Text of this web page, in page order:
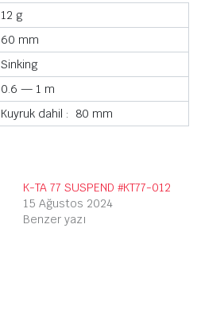
12 g
60 mm
Sinking
0.6 — 1 m
Kuyruk dahil : 80 mm
K-TA 77 SUSPEND #KT77-012
15 Ağustos 2024
Benzer yazı